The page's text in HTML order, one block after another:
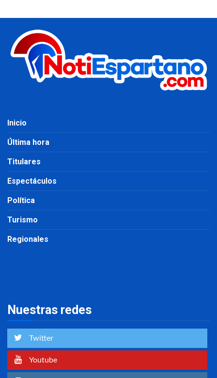
Inicio
Última hora
Titulares
Espectáculos
Política
Turismo
Regionales
Nuestras redes
Twitter
Youtube